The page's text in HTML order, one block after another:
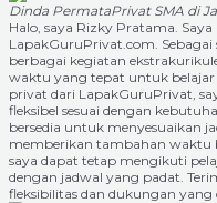
Dinda PermataPrivat SMA di
Halo, saya Rizky Pratama.
LapakGuruPrivat.com. Sebagai
berbagai kegiatan
waktu yang tepat untuk
privat dari LapakGuruPrivat,
fleksibel sesuai dengan
bersedia untuk menyesuaikan
memberikan tambahan waktu
saya dapat tetap mengikuti
dengan jadwal yang padat.
fleksibilitas dan dukungan yang